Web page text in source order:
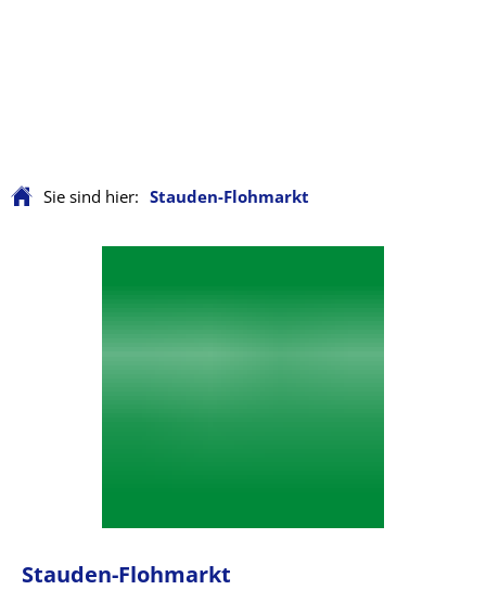
Sie sind hier: Stauden-Flohmarkt
Flohmarkt
Stauden-Flohmarkt